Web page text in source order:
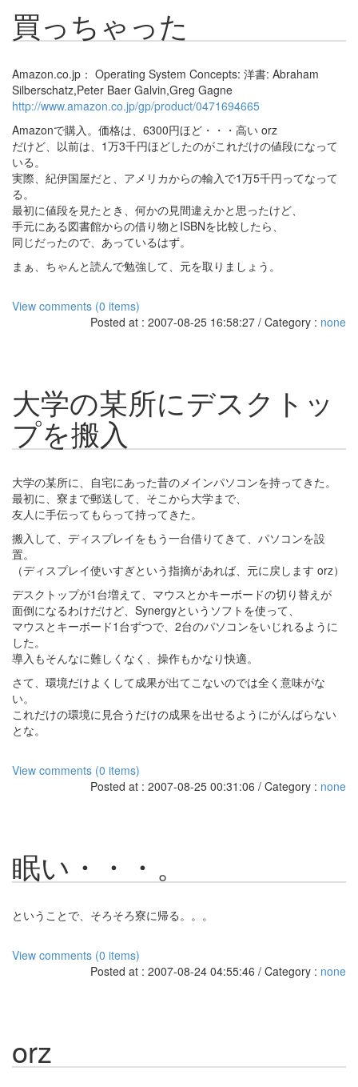
買っちゃった
Amazon.co.jp： Operating System Concepts: 洋書: Abraham
Silberschatz,Peter Baer Galvin,Greg Gagne
http://www.amazon.co.jp/gp/product/0471694665
Amazonで購入。価格は、6300円ほど・・・高い orz
だけど、以前は、1万3千円ほどしたのがこれだけの値段になって
いる。
実際、紀伊国屋だと、アメリカからの輸入で1万5千円ってなって
る。
最初に値段を見たとき、何かの見間違えかと思ったけど、
手元にある図書館からの借り物とISBNを比較したら、
同じだったので、あっているはず。
まぁ、ちゃんと読んで勉強して、元を取りましょう。
View comments (0 items)
Posted at : 2007-08-25 16:58:27 / Category : none
大学の某所にデスクトッ
プを搬入
大学の某所に、自宅にあった昔のメインパソコンを持ってきた。
最初に、寮まで郵送して、そこから大学まで、
友人に手伝ってもらって持ってきた。
搬入して、ディスプレイをもう一台借りてきて、パソコンを設
置。
（ディスプレイ使いすぎという指摘があれば、元に戻します orz）
デスクトップが1台増えて、マウスとかキーボードの切り替えが
面倒になるわけだけど、Synergyというソフトを使って、
マウスとキーボード1台ずつで、2台のパソコンをいじれるように
した。
導入もそんなに難しくなく、操作もかなり快適。
さて、環境だけよくして成果が出てこないのでは全く意味がな
い。
これだけの環境に見合うだけの成果を出せるようにがんばらない
とな。
View comments (0 items)
Posted at : 2007-08-25 00:31:06 / Category : none
眠い・・・。
ということで、そろそろ寮に帰る。。。
View comments (0 items)
Posted at : 2007-08-24 04:55:46 / Category : none
orz